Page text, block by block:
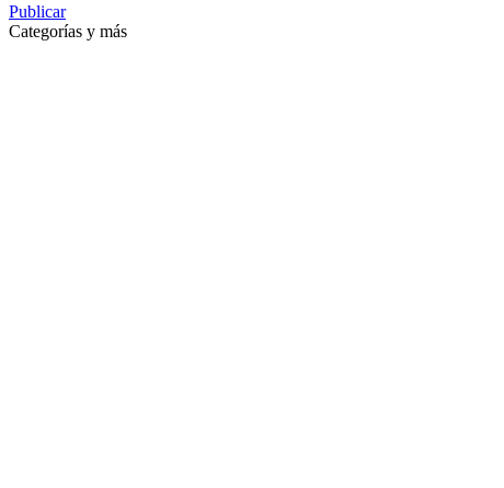
Publicar
Categorías y más